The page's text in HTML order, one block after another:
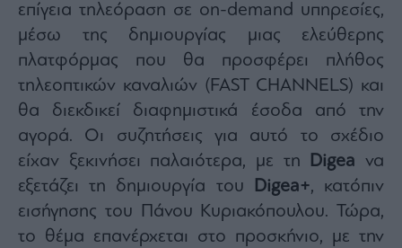
επίγεια τηλεόραση σε on-demand υπηρεσίες,
μέσω της δημιουργίας μιας ελεύθερης
πλατφόρμας που θα προσφέρει πλήθος
τηλεοπτικών καναλιών (FAST CHANNELS) και
θα διεκδικεί διαφημιστικά έσοδα από την
αγορά. Οι συζητήσεις για αυτό το σχέδιο
είχαν ξεκινήσει παλαιότερα, με τη Digea να
εξετάζει τη δημιουργία του
Digea+, κατόπιν
εισήγησης του Πάνου Κυριακόπουλου. Τώρα,
το θέμα επανέρχεται στο προσκήνιο, με την